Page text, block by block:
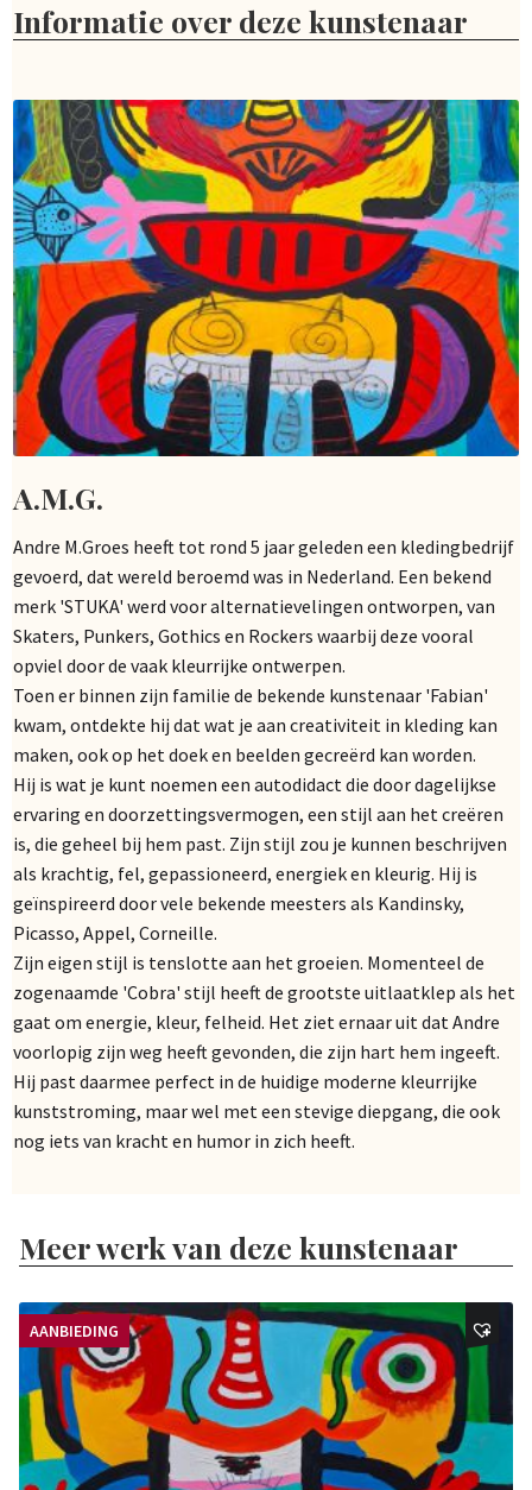
Informatie over deze kunstenaar
A.M.G.
Andre M.Groes heeft tot rond 5 jaar geleden een kledingbedrijf
gevoerd, dat wereld beroemd was in Nederland. Een bekend
merk 'STUKA' werd voor alternatievelingen ontworpen, van
Skaters, Punkers, Gothics en Rockers waarbij deze vooral
opviel door de vaak kleurrijke ontwerpen.
Toen er binnen zijn familie de bekende kunstenaar 'Fabian'
kwam, ontdekte hij dat wat je aan creativiteit in kleding kan
maken, ook op het doek en beelden gecreërd kan worden.
Hij is wat je kunt noemen een autodidact die door dagelijkse
ervaring en doorzettingsvermogen, een stijl aan het creëren
is, die geheel bij hem past. Zijn stijl zou je kunnen beschrijven
als krachtig, fel, gepassioneerd, energiek en kleurig. Hij is
geïnspireerd door vele bekende meesters als Kandinsky,
Picasso, Appel, Corneille.
Zijn eigen stijl is tenslotte aan het groeien. Momenteel de
zogenaamde 'Cobra' stijl heeft de grootste uitlaatklep als het
gaat om energie, kleur, felheid. Het ziet ernaar uit dat Andre
voorlopig zijn weg heeft gevonden, die zijn hart hem ingeeft.
Hij past daarmee perfect in de huidige moderne kleurrijke
kunststroming, maar wel met een stevige diepgang, die ook
nog iets van kracht en humor in zich heeft.
Meer werk van deze kunstenaar
AANBIEDING